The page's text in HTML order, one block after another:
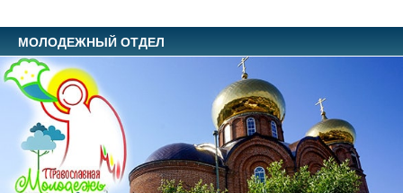
МОЛОДЕЖНЫЙ ОТДЕЛ